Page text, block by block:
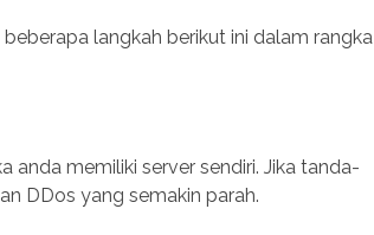
langkah berikut ini dalam rangka
anda memiliki server sendiri. Jika tanda-
DDos yang semakin parah.